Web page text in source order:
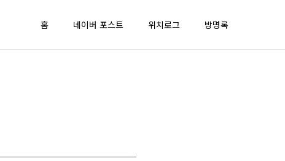
홈 네이버 포스트 위치로그 방명록